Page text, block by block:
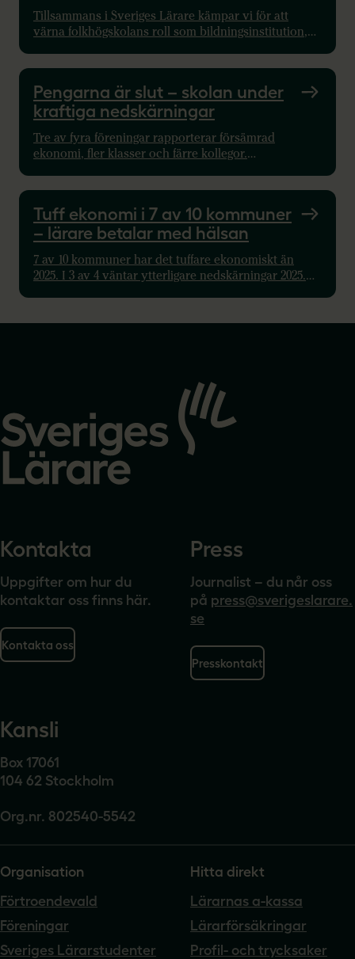
Tillsammans i Sveriges Lärare kämpar vi för att
värna folkhögskolans roll som bildningsinstitution,
Pengarna är slut – skolan under
kraftiga nedskärningar
Tre av fyra föreningar rapporterar försämrad
ekonomi, fler klasser och färre kollegor.
Tuff ekonomi i 7 av 10 kommuner
– lärare betalar med hälsan
7 av 10 kommuner har det tuffare ekonomiskt än
2025. I 3 av 4 väntar ytterligare nedskärningar 2025.
startsidan
Kontakta
Uppgifter om hur du
kontaktar oss finns här.
Kontakta oss
Press
Journalist – du når oss
på press@sverigeslarare.
se
Presskontakt
Kansli
Box 17061
104 62 Stockholm
Org.nr. 802540-5542
Organisation
Förtroendevald
Föreningar
Sveriges Lärarstudenter
Hitta direkt
Lärarnas a-kassa
Lärarförsäkringar
Profil- och trycksaker